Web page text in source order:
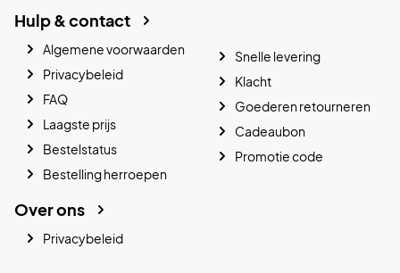
Hulp & contact
Algemene voorwaarden
Privacybeleid
FAQ
Laagste prijs
Bestelstatus
Bestelling herroepen
Snelle levering
Klacht
Goederen retourneren
Cadeaubon
Promotie code
Over ons
Privacybeleid